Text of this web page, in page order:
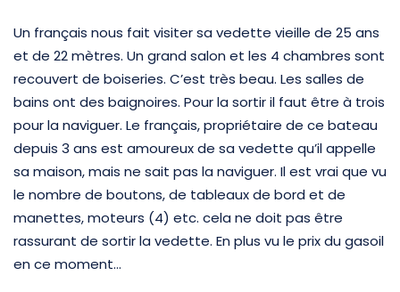
Un français nous fait visiter sa vedette vieille de 25 ans
et de 22 mètres. Un grand salon et les 4 chambres sont
recouvert de boiseries. C’est très beau. Les salles de
bains ont des baignoires. Pour la sortir il faut être à trois
pour la naviguer. Le français, propriétaire de ce bateau
depuis 3 ans est amoureux de sa vedette qu’il appelle
sa maison, mais ne sait pas la naviguer. Il est vrai que vu
le nombre de boutons, de tableaux de bord et de
manettes, moteurs (4) etc. cela ne doit pas être
rassurant de sortir la vedette. En plus vu le prix du gasoil
en ce moment…